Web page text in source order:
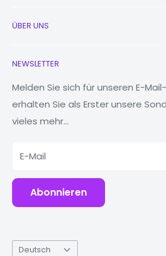
auch so konstruiert, dass es Ihr
Kompatibilität
iPhone Modelle
iPhone 11 Pro Max
Neu
Uhren
MacBooks
Tablets
Powerbanks
ÜBER UNS
Unsere Geschichte
Reduzieren, wiederverwenden,
Warum Fonez?
NEWSLETTER
Melden Sie sich für unseren E-
erhalten Sie als Erster unsere
vieles mehr...
E-Mail
Abonnieren
Sprache
Deutsch